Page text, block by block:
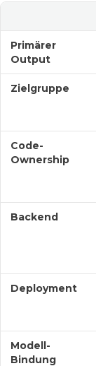
Primärer
Output
Zielgruppe
Code-
Ownership
Backend
Deployment
Modell-
Bindung